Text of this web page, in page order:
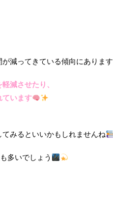
減ってきている傾向にあります
減させたり、
ています
みるといいかもしれませんね
多いでしょう